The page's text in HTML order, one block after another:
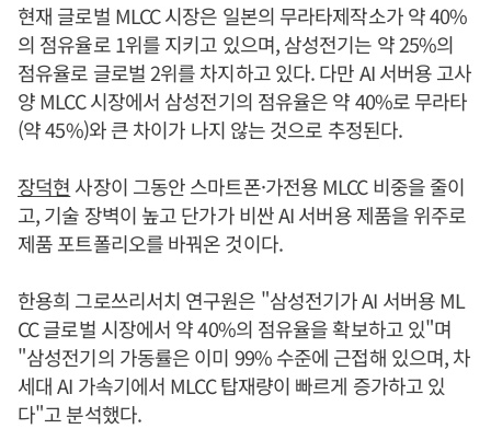
현재 글로벌 MLCC 시장은 일본의 무라타제작소가 약 40%
의 점유율로 1위를 지키고 있으며, 삼성전기는 약 25%의
점유율로 글로벌 2위를 차지하고 있다. 다만 AI 서버용 고사
양 MLCC 시장에서 삼성전기의 점유율은 약 40%로 무라타
(약 45%)와 큰 차이가 나지 않는 것으로 추정된다.
장덕현 사장이 그동안 스마트폰·가전용 MLCC 비중을 줄이
고, 기술 장벽이 높고 단가가 비싼 AI 서버용 제품을 위주로
제품 포트폴리오를 바꿔온 것이다.
한용희 그로쓰리서치 연구원은 "삼성전기가 AI 서버용 ML
CC 글로벌 시장에서 약 40%의 점유율을 확보하고 있"며
"삼성전기의 가동률은 이미 99% 수준에 근접해 있으며, 차
세대 AI 가속기에서 MLCC 탑재량이 빠르게 증가하고 있
다"고 분석했다.